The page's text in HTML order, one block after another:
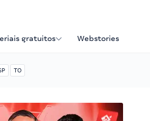
gratuitos Webstories
TO